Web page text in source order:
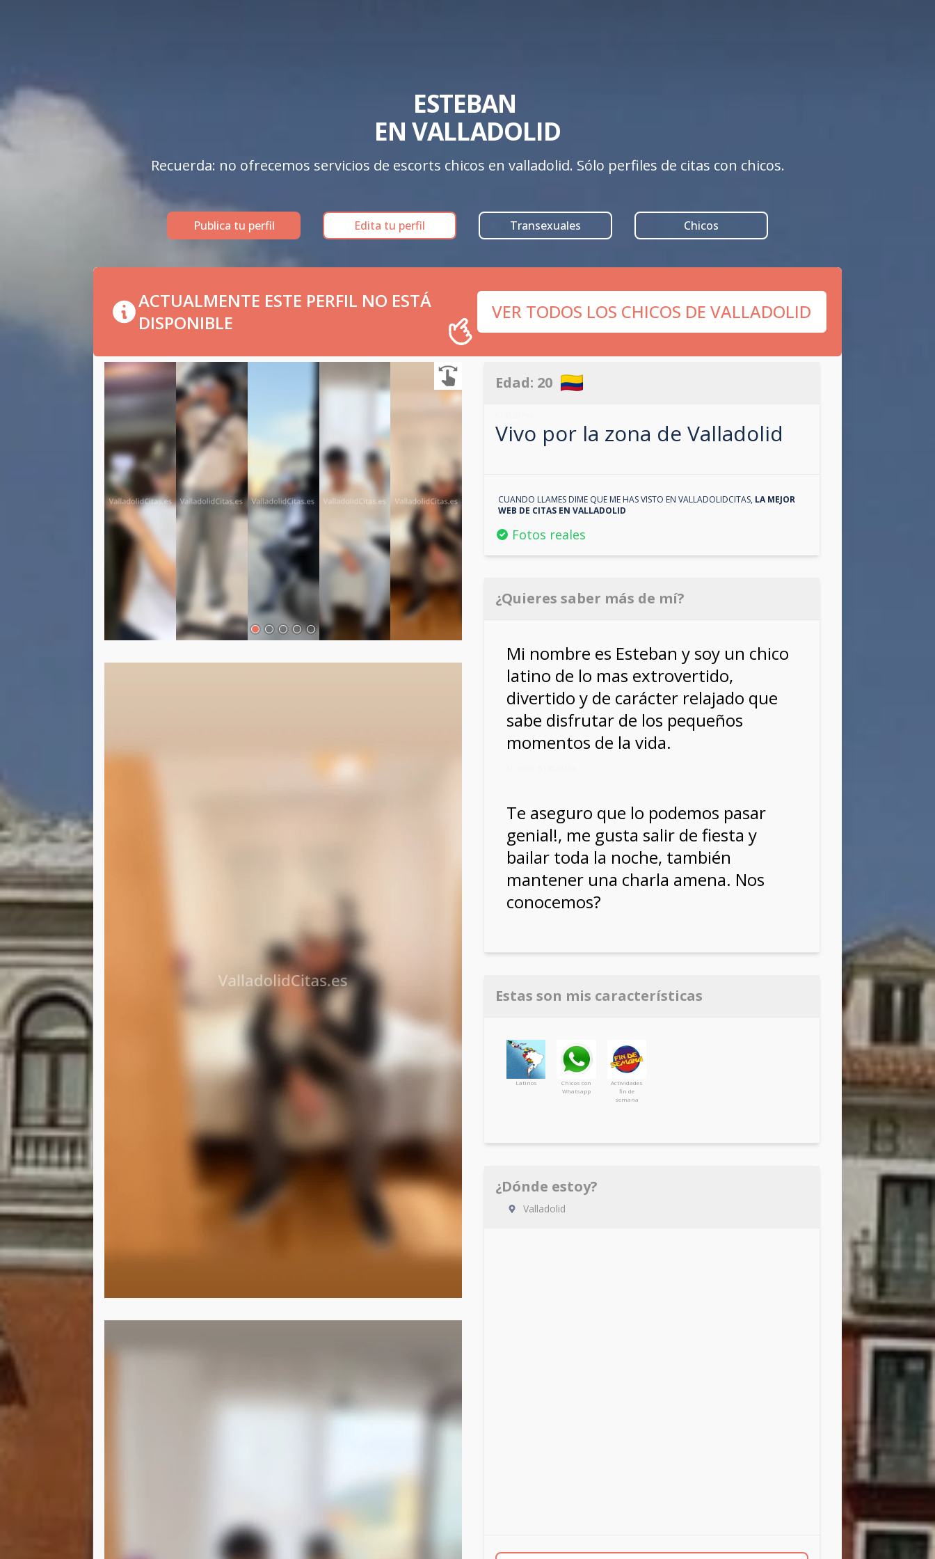
ESTEBAN
EN VALLADOLID
Recuerda: no ofrecemos servicios de escorts chicos en valladolid. Sólo perfiles de citas con chicos.
Publica tu perfil Edita tu perfil Transexuales Chicos
ACTUALMENTE ESTE PERFIL NO ESTÁ
DISPONIBLE
VER TODOS LOS CHICOS DE VALLADOLID
Edad: 20
Vivo por la zona de Valladolid
CUANDO LLAMES DIME QUE ME HAS VISTO EN VALLADOLIDCITAS, LA MEJOR
WEB DE CITAS EN VALLADOLID
Fotos reales
¿Quieres saber más de mí?
Mi nombre es Esteban y soy un chico
latino de lo mas extrovertido,
divertido y de carácter relajado que
sabe disfrutar de los pequeños
momentos de la vida.
Te aseguro que lo podemos pasar
genial!, me gusta salir de fiesta y
bailar toda la noche, también
mantener una charla amena. Nos
conocemos?
Estas son mis características
Latinos
Chicos con
Whatsapp
Actividades
fin de
semana
¿Dónde estoy?
Valladolid